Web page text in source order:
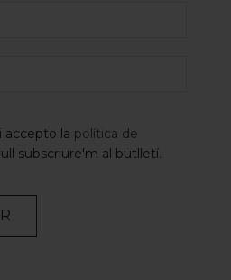
accepto la política de
subscriure'm al butlletí.